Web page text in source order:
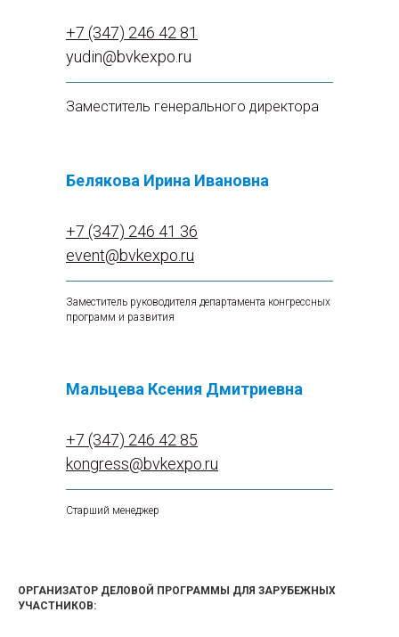
+7 (347) 246 42 81
yudin@bvkexpo.ru
Заместитель генерального директора
Белякова Ирина Ивановна
+7 (347) 246 41 36
event@bvkexpo.ru
Заместитель руководителя департамента конгрессных
программ и развития
Мальцева Ксения Дмитриевна
+7 (347) 246 42 85
kongress@bvkexpo.ru
Старший менеджер
ОРГАНИЗАТОР ДЕЛОВОЙ ПРОГРАММЫ ДЛЯ ЗАРУБЕЖНЫХ
УЧАСТНИКОВ: